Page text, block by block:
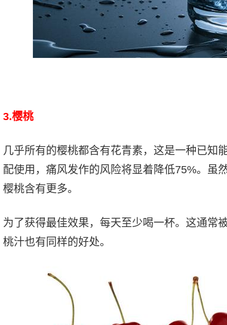
3.樱桃
几乎所有的樱桃都含有花青素，这是一种已知
配使用，痛风发作的风险将显着降低75%。虽
樱桃含有更多。
为了获得最佳效果，每天至少喝一杯。这通常
桃汁也有同样的好处。